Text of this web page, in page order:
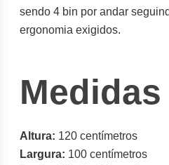
sendo 4 bin por andar
ergonomia exigidos.
Medidas
Altura: 120 centímetros
Largura: 100 centímetros